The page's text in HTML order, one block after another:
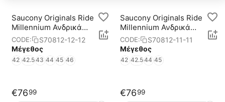
Saucony Originals Ride
Millennium Ανδρικά
Παπούτσια
CODE:
S70812-12-12
Μέγεθος
42 42.543 44 45 46
€7699
Saucony Originals Ride
Millennium Ανδρικά
Παπούτσια
CODE:
S70812-11-11
Μέγεθος
42 42.544 45
€7699